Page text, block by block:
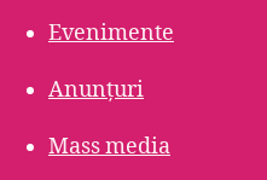
Evenimente
Anunțuri
Mass media